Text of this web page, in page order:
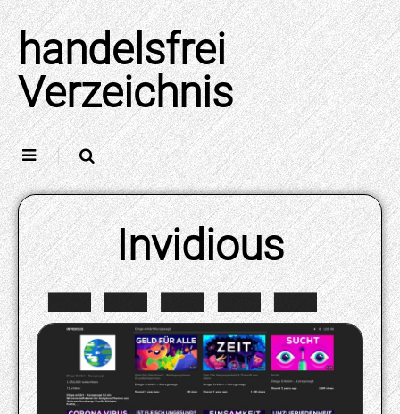
Skip
to
content
handelsfrei
Verzeichnis
Invidious